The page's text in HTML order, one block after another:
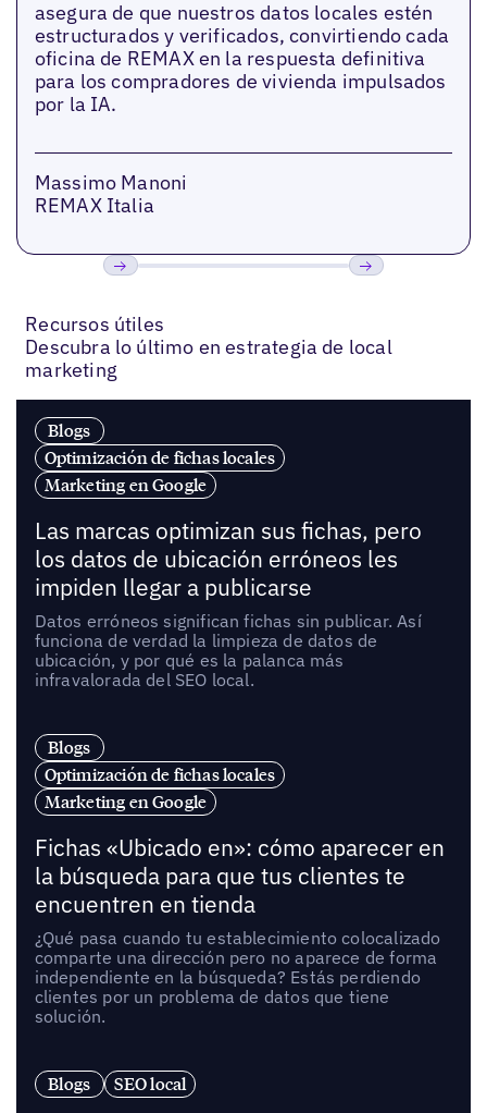
asegura de que nuestros datos locales estén
estructurados y verificados, convirtiendo cada
oficina de REMAX en la respuesta definitiva
para los compradores de vivienda impulsados
por la IA.
Massimo Manoni
REMAX Italia
Recursos útiles
Descubra lo último en estrategia de local
marketing
Blogs
Optimización de fichas locales
Marketing en Google
Las marcas optimizan sus fichas, pero
los datos de ubicación erróneos les
impiden llegar a publicarse
Datos erróneos significan fichas sin publicar. Así
funciona de verdad la limpieza de datos de
ubicación, y por qué es la palanca más
infravalorada del SEO local.
Blogs
Optimización de fichas locales
Marketing en Google
Fichas «Ubicado en»: cómo aparecer en
la búsqueda para que tus clientes te
encuentren en tienda
¿Qué pasa cuando tu establecimiento colocalizado
comparte una dirección pero no aparece de forma
independiente en la búsqueda? Estás perdiendo
clientes por un problema de datos que tiene
solución.
Blogs SEO local